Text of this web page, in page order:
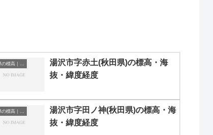
湯沢市字赤土(秋田県)の標高・海
抜・緯度経度
湯沢市字田ノ神(秋田県)の標高・海
抜・緯度経度